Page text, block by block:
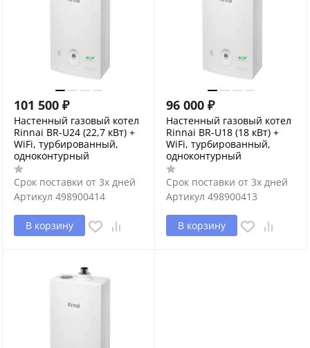
101 500 ₽
Настенный газовый котел
Rinnai BR-U24 (22,7 кВт) +
WiFi, турбированный,
одноконтурный
Срок поставки от 3х дней
Артикул 498900414
В корзину
96 000 ₽
Настенный газовый котел
Rinnai BR-U18 (18 кВт) +
WiFi, турбированный,
одноконтурный
Срок поставки от 3х дней
Артикул 498900413
В корзину